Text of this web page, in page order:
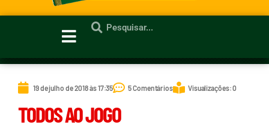
19 de julho de 2018 às 17:35 5 Comentários Visualizações: 0
TODOS AO JOGO